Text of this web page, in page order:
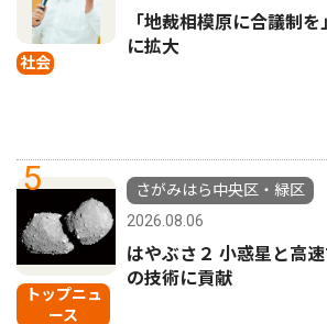
社会
「地裁相模原に合議制
に拡大
5
トップニュ
ース
さがみはら中央区・緑区
2026.08.06
はやぶさ２ 小惑星と高
の技術に貢献